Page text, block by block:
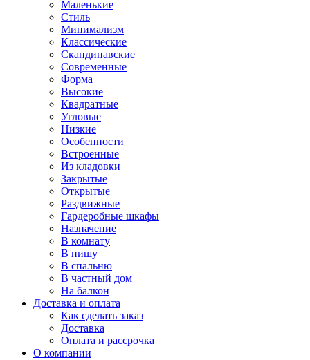
Маленькие
Стиль
Минимализм
Классические
Скандинавские
Современные
Форма
Высокие
Квадратные
Угловые
Низкие
Особенности
Встроенные
Из кладовки
Закрытые
Открытые
Раздвижные
Гардеробные шкафы
Назначение
В комнату
В нишу
В спальню
В частный дом
На балкон
Доставка и оплата
Как сделать заказ
Доставка
Оплата и рассрочка
О компании